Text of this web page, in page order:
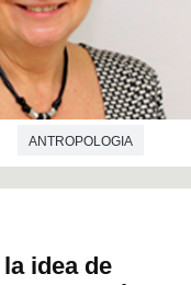
ANTROPOLOGIA
idea de